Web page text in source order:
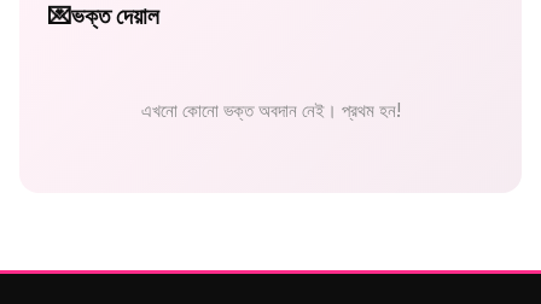
💌ভক্ত দেয়াল
এখনো কোনো ভক্ত অবদান নেই। প্রথম হন!